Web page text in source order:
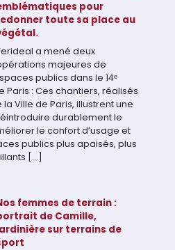
pour
toute sa place au
a mené deux
majeures de
publics dans le 14ᵉ
Paris : Ces chantiers, réalisés
Ville de Paris, illustrent une
durablement le
le confort d’usage et
publics plus apaisés, plus
[…]
femmes de terrain :
de Camille,
sur terrains de